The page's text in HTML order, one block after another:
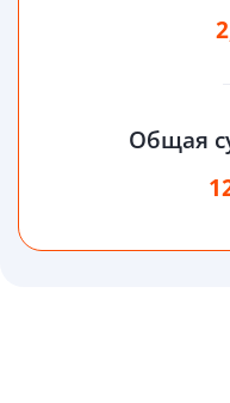
Общая